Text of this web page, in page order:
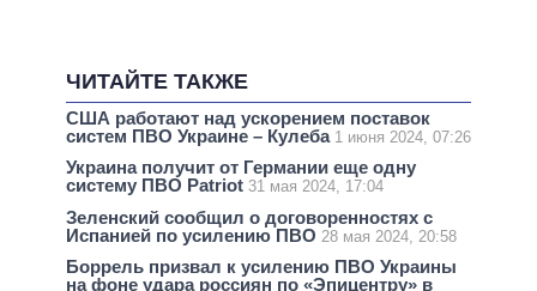
ЧИТАЙТЕ ТАКЖЕ
США работают над ускорением поставок
систем ПВО Украине – Кулеба 1 июня 2024, 07:26
Украина получит от Германии еще одну
систему ПВО Patriot 31 мая 2024, 17:04
Зеленский сообщил о договоренностях с
Испанией по усилению ПВО 28 мая 2024, 20:58
Боррель призвал к усилению ПВО Украины
на фоне удара россиян по «Эпицентру» в